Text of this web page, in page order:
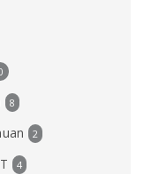
8
2
4